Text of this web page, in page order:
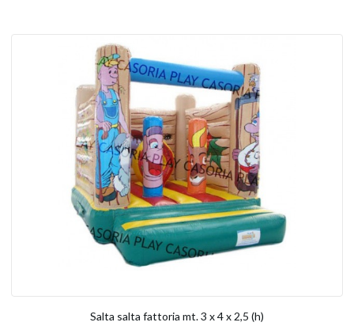
Salta salta fattoria mt. 3 x 4 x 2,5 (h)